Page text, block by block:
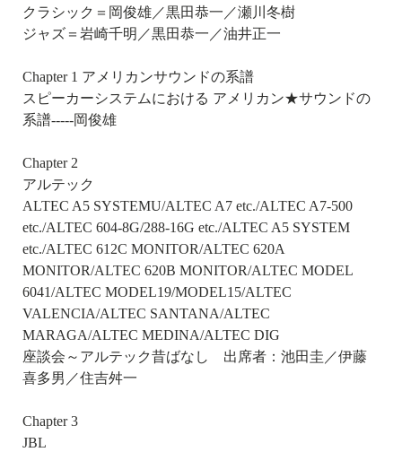
クラシック＝岡俊雄／黒田恭一／瀬川冬樹
ジャズ＝岩崎千明／黒田恭一／油井正一
Chapter 1 アメリカンサウンドの系譜
スピーカーシステムにおける アメリカン★サウンドの
系譜-----岡俊雄
Chapter 2
アルテック
ALTEC A5 SYSTEMU/ALTEC A7 etc./ALTEC A7-500
etc./ALTEC 604-8G/288-16G etc./ALTEC A5 SYSTEM
etc./ALTEC 612C MONITOR/ALTEC 620A
MONITOR/ALTEC 620B MONITOR/ALTEC MODEL
6041/ALTEC MODEL19/MODEL15/ALTEC
VALENCIA/ALTEC SANTANA/ALTEC
MARAGA/ALTEC MEDINA/ALTEC DIG
座談会～アルテック昔ばなし 出席者：池田圭／伊藤
喜多男／住吉舛一
Chapter 3
JBL